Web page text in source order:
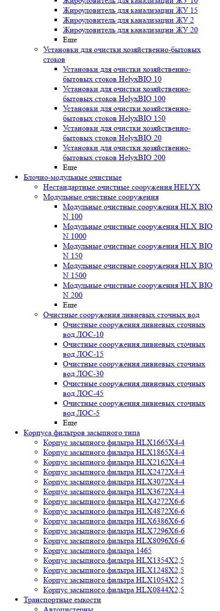
Жироуловитель для канализации ЖУ 15
Жироуловитель для канализации ЖУ 2
Жироуловитель для канализации ЖУ 20
Еще
Установки для очистки хозяйственно-бытовых
стоков
Установки для очистки хозяйственно-
бытовых стоков HelyxBIO 10
Установки для очистки хозяйственно-
бытовых стоков HelyxBIO 100
Установки для очистки хозяйственно-
бытовых стоков HelyxBIO 150
Установки для очистки хозяйственно-
бытовых стоков HelyxBIO 20
Установки для очистки хозяйственно-
бытовых стоков HelyxBIO 200
Еще
Блочно-модульные очистные
Нестандартные очистные сооружения HELYX
Модульные очистные сооружения
Модульные очистные сооружения HLX BIO
N 100
Модульные очистные сооружения HLX BIO
N 1000
Модульные очистные сооружения HLX BIO
N 150
Модульные очистные сооружения HLX BIO
N 1500
Модульные очистные сооружения HLX BIO
N 200
Еще
Очистные сооружения ливневых сточных вод
Очистные сооружения ливневых сточных
вод ЛОС-10
Очистные сооружения ливневых сточных
вод ЛОС-15
Очистные сооружения ливневых сточных
вод ЛОС-30
Очистные сооружения ливневых сточных
вод ЛОС-45
Очистные сооружения ливневых сточных
вод ЛОС-5
Еще
Корпуса фильтров засыпного типа
Корпус засыпного фильтра HLX1665X4-4
Корпус засыпного фильтра HLX1865X4-4
Корпус засыпного фильтра HLX2162X4-4
Корпус засыпного фильтра HLX2472X4-4
Корпус засыпного фильтра HLX3072X4-4
Корпус засыпного фильтра HLX3672X4-4
Корпус засыпного фильтра HLX4272X6-6
Корпус засыпного фильтра HLX4872X6-6
Корпус засыпного фильтра HLX6386X6-6
Корпус засыпного фильтра HLX7296X6-6
Корпус засыпного фильтра HLX8096X6-6
Корпус засыпного фильтра 1465
Корпус засыпного фильтра HLX1354X2,5
Корпус засыпного фильтра HLX1248X2,5
Корпус засыпного фильтра HLX1054X2,5
Корпус засыпного фильтра HLX0844X2,5
Транспортные емкости